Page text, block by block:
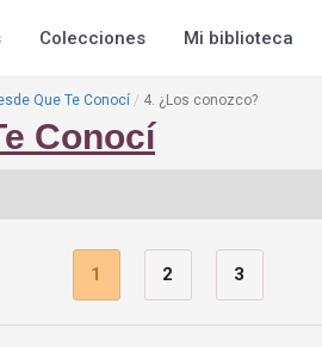
Colecciones Mi biblioteca
Que Te Conocí 4. ¿Los conozco?
Conocí
1 2 3